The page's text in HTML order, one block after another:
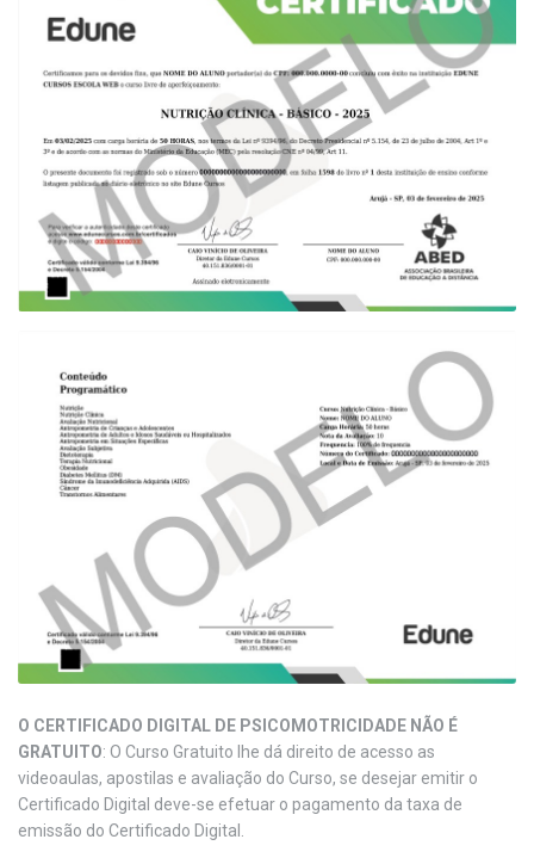
O CERTIFICADO DIGITAL DE PSICOMOTRICIDADE NÃO É
GRATUITO: O Curso Gratuito lhe dá direito de acesso as
videoaulas, apostilas e avaliação do Curso, se desejar emitir o
Certificado Digital deve-se efetuar o pagamento da taxa de
emissão do Certificado Digital.